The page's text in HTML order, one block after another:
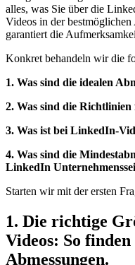
alles, was Sie über die
Videos in der
garantiert die
Konkret behandeln wir die
1. Was sind die idealen
2. Was sind die
3. Was ist bei LinkedIn-
4. Was sind die
LinkedIn
Starten wir mit der ersten
1. Die richtige
Videos: So
Abmessungen.